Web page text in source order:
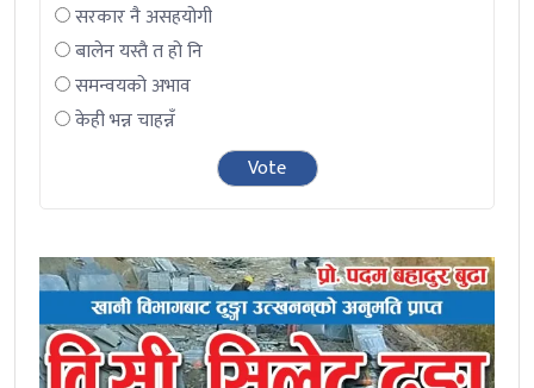
सरकार नै असहयोगी
बालेन यस्तै त हो नि
समन्वयको अभाव
केही भन्न चाहन्नँ